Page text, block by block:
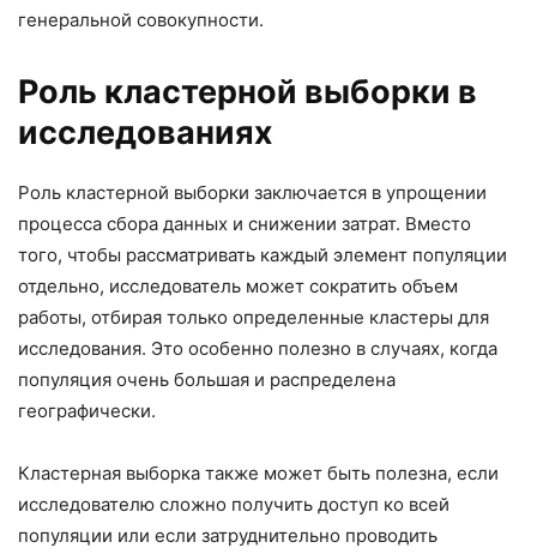
генеральной совокупности.
Роль кластерной выборки в
исследованиях
Роль кластерной выборки заключается в упрощении
процесса сбора данных и снижении затрат. Вместо
того, чтобы рассматривать каждый элемент популяции
отдельно, исследователь может сократить объем
работы, отбирая только определенные кластеры для
исследования. Это особенно полезно в случаях, когда
популяция очень большая и распределена
географически.
Кластерная выборка также может быть полезна, если
исследователю сложно получить доступ ко всей
популяции или если затруднительно проводить